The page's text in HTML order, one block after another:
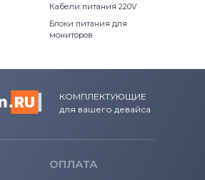
Кабели питания 220V
Блоки питания для
мониторов
КОМПЛЕКТУЮЩИЕ
для вашего девайса
ОПЛАТА